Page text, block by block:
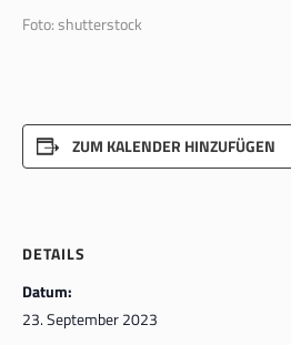
Foto: shutterstock
ZUM KALENDER HINZUFÜGEN
DETAILS
Datum:
23. September 2023